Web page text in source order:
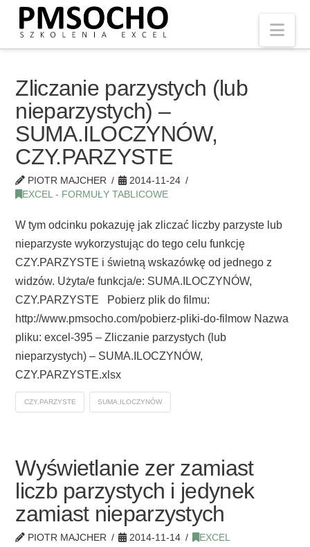
Zliczanie parzystych (lub
nieparzystych) –
SUMA.ILOCZYNÓW,
CZY.PARZYSTE
PIOTR MAJCHER
2014-11-24
EXCEL - FORMUŁY TABLICOWE
W tym odcinku pokazuję jak zliczać liczby parzyste lub
nieparzyste wykorzystując do tego celu funkcję
CZY.PARZYSTE i świetną wskazówkę od jednego z
widzów. Użyta/e funkcja/e: SUMA.ILOCZYNÓW,
CZY.PARZYSTE Pobierz plik do filmu:
http://www.pmsocho.com/pobierz-pliki-do-filmow Nazwa
pliku: excel-395 – Zliczanie parzystych (lub
nieparzystych) – SUMA.ILOCZYNÓW,
CZY.PARZYSTE.xlsx
CZY.PARZYSTE SUMA.ILOCZYNÓW
Wyświetlanie zer zamiast
liczb parzystych i jedynek
zamiast nieparzystych
PIOTR MAJCHER 2014-11-14 EXCEL